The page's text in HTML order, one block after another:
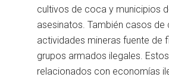
cultivos de coca y municipios
asesinatos. También casos de
actividades mineras fuente de
grupos armados ilegales.
relacionados con economías